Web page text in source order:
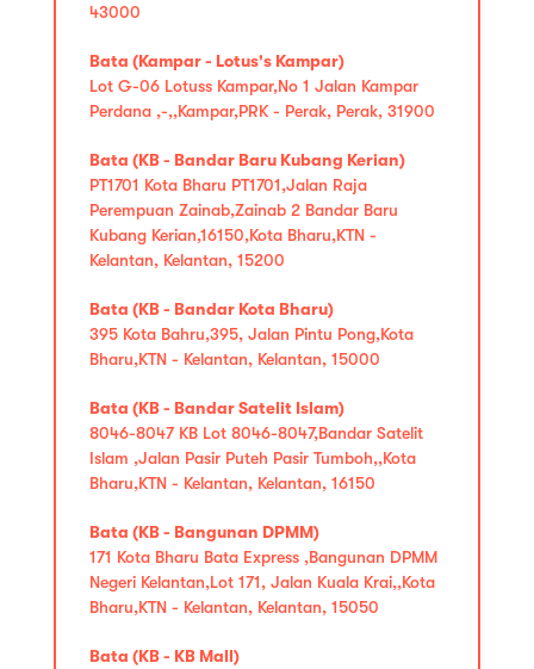
43000
Bata (Kampar - Lotus's Kampar)
Lot G-06 Lotuss Kampar,No 1 Jalan Kampar
Perdana ,-,,Kampar,PRK - Perak, Perak, 31900
Bata (KB - Bandar Baru Kubang Kerian)
PT1701 Kota Bharu PT1701,Jalan Raja
Perempuan Zainab,Zainab 2 Bandar Baru
Kubang Kerian,16150,Kota Bharu,KTN -
Kelantan, Kelantan, 15200
Bata (KB - Bandar Kota Bharu)
395 Kota Bahru,395, Jalan Pintu Pong,Kota
Bharu,KTN - Kelantan, Kelantan, 15000
Bata (KB - Bandar Satelit Islam)
8046-8047 KB Lot 8046-8047,Bandar Satelit
Islam ,Jalan Pasir Puteh Pasir Tumboh,,Kota
Bharu,KTN - Kelantan, Kelantan, 16150
Bata (KB - Bangunan DPMM)
171 Kota Bharu Bata Express ,Bangunan DPMM
Negeri Kelantan,Lot 171, Jalan Kuala Krai,,Kota
Bharu,KTN - Kelantan, Kelantan, 15050
Bata (KB - KB Mall)